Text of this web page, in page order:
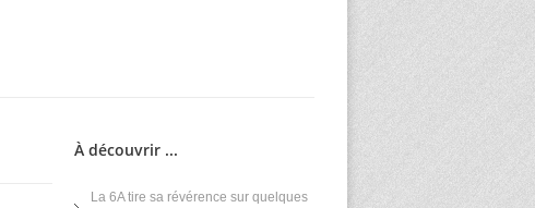
À découvrir ...
La 6A tire sa révérence sur quelques